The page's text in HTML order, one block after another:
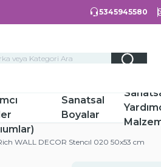
5345945580
Sanatsal
Boyalar
WALL DECOR Stencıl 020 50x53 cm